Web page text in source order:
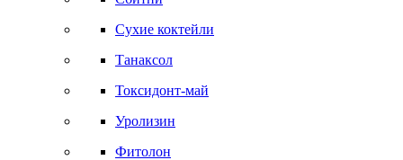
Сухие коктейли
Танаксол
Токсидонт-май
Уролизин
Фитолон